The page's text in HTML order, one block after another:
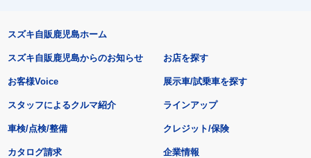
スズキ自販鹿児島ホーム
スズキ自販鹿児島からのお知らせ
お客様Voice
スタッフによるクルマ紹介
お店を探す
展示車/試乗車を探す
ラインアップ
車検/点検/整備 クレジット/保険
カタログ請求 企業情報